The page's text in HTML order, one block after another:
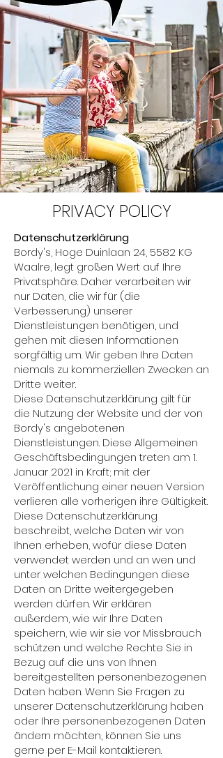
PRIVACY POLICY
Datenschutzerklärung
Bordy's, Hoge Duinlaan 24, 5582 KG
Waalre, legt großen Wert auf Ihre
Privatsphäre. Daher verarbeiten wir
nur Daten, die wir für (die
Verbesserung) unserer
Dienstleistungen benötigen, und
gehen mit diesen Informationen
sorgfältig um. Wir geben Ihre Daten
niemals zu kommerziellen Zwecken an
Dritte weiter.
Diese Datenschutzerklärung gilt für
die Nutzung der Website und der von
Bordy's angebotenen
Dienstleistungen. Diese Allgemeinen
Geschäftsbedingungen treten am 1.
Januar 2021 in Kraft; mit der
Veröffentlichung einer neuen Version
verlieren alle vorherigen ihre Gültigkeit.
Diese Datenschutzerklärung
beschreibt, welche Daten wir von
Ihnen erheben, wofür diese Daten
verwendet werden und an wen und
unter welchen Bedingungen diese
Daten an Dritte weitergegeben
werden dürfen. Wir erklären
außerdem, wie wir Ihre Daten
speichern, wie wir sie vor Missbrauch
schützen und welche Rechte Sie in
Bezug auf die uns von Ihnen
bereitgestellten personenbezogenen
Daten haben. Wenn Sie Fragen zu
unserer Datenschutzerklärung haben
oder Ihre personenbezogenen Daten
ändern möchten, können Sie uns
gerne per E-Mail kontaktieren.